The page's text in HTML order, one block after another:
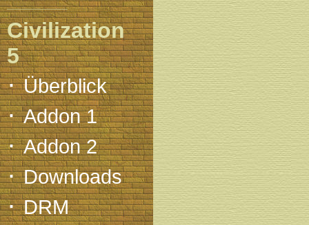
Civilization
5
·Überblick
·Addon 1
·Addon 2
·Downloads
·DRM